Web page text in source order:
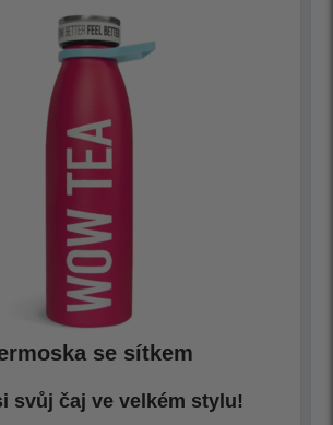
se sítkem
svůj čaj ve velkém stylu!